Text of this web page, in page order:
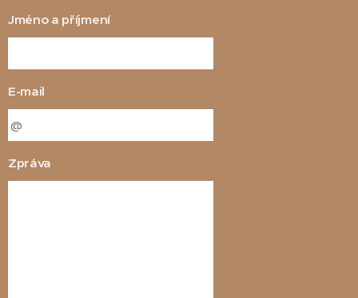
Jméno a příjmení
E-mail
Zpráva